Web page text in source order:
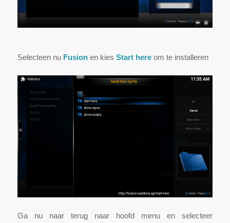
Selecteen nu Fusion en kies Start hereom te installeren
Ga nu naar terug naar hoofd menu en selecteer